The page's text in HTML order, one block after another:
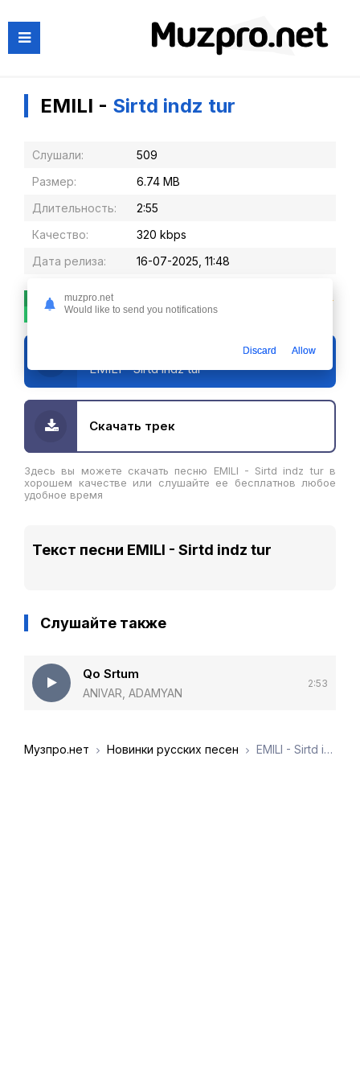
EMILI - Sirtd indz tur
Слушали:
509
Размер:
6.74 MB
Длительность:
2:55
Качество:
320 kbps
Дата релиза:
16-07-2025, 11:48
0 0
EMILI - Sirtd indz tur
Скачать трек
Здесь вы можете скачать песню EMILI - Sirtd indz tur в
хорошем качестве или слушайте ее бесплатнов любое
удобное время
Текст песни EMILI - Sirtd indz tur
Слушайте также
Qo Srtum
ANIVAR, ADAMYAN
2:53
Музпро.нет Новинки русских песен EMILI - Sirtd indz tur
muzpro.net
Would like to send you notifications
Discard Allow